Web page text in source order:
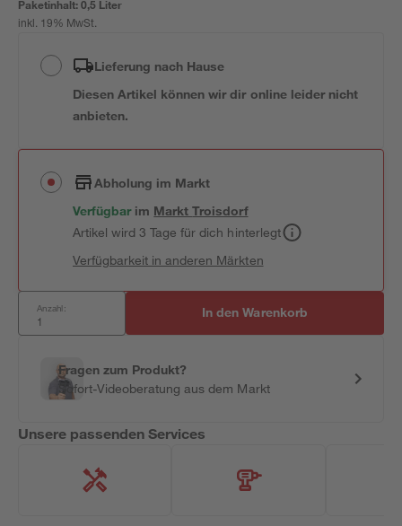
Paketinhalt:0,5 Liter
inkl. 19% MwSt.
Lieferung nach Hause
Diesen Artikel können wir dir online leider nicht
anbieten.
Abholung im Markt
Verfügbar im MarktTroisdorf
Artikel wird 3 Tage für dich hinterlegt
Verfügbarkeit in anderen Märkten
Anzahl: In den Warenkorb
Fragen zum Produkt?
Sofort-Videoberatung aus dem Markt
Unsere passenden Services